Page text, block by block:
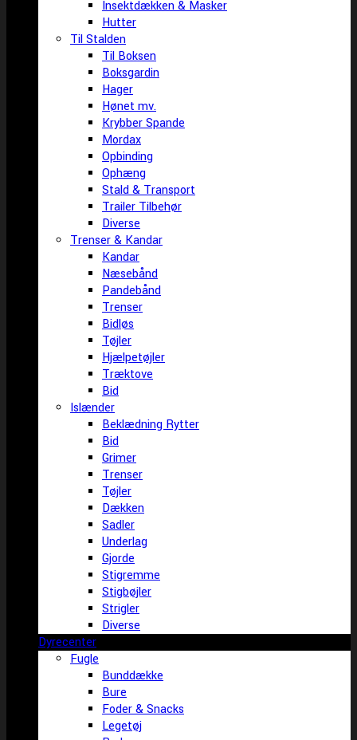
Insektdækken & Masker
Hutter
Til Stalden
Til Boksen
Boksgardin
Hager
Hønet mv.
Krybber Spande
Mordax
Opbinding
Ophæng
Stald & Transport
Trailer Tilbehør
Diverse
Trenser & Kandar
Kandar
Næsebånd
Pandebånd
Trenser
Bidløs
Tøjler
Hjælpetøjler
Træktove
Bid
Islænder
Beklædning Rytter
Bid
Grimer
Trenser
Tøjler
Dækken
Sadler
Underlag
Gjorde
Stigremme
Stigbøjler
Strigler
Diverse
Dyrecenter
Fugle
Bunddække
Bure
Foder & Snacks
Legetøj